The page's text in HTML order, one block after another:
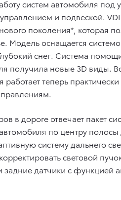
систем автомобиля
и подвеской.
поколения*, которая
Модель оснащается
снег. Система
получила новые 3D виды.
теперь
в дороге отвечает пакет
по центру
систему дальнего
световой
датчики с функцией